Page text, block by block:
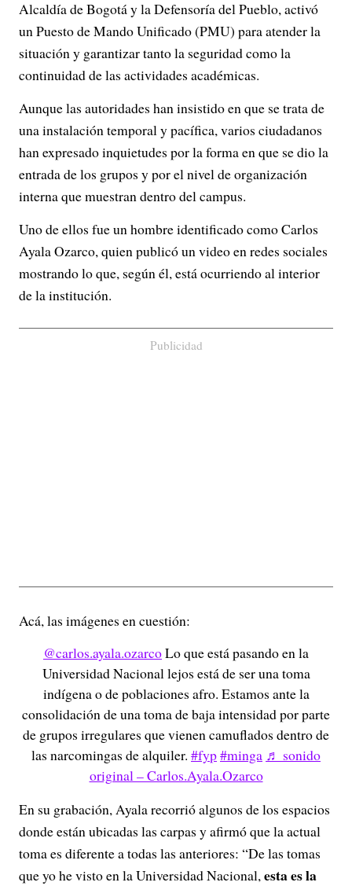
Alcaldía de Bogotá y la Defensoría del Pueblo, activó
un Puesto de Mando Unificado (PMU) para atender la
situación y garantizar tanto la seguridad como la
continuidad de las actividades académicas.
Aunque las autoridades han insistido en que se trata de
una instalación temporal y pacífica, varios ciudadanos
han expresado inquietudes por la forma en que se dio la
entrada de los grupos y por el nivel de organización
interna que muestran dentro del campus.
Uno de ellos fue un hombre identificado como Carlos
Ayala Ozarco, quien publicó un video en redes sociales
mostrando lo que, según él, está ocurriendo al interior
de la institución.
Publicidad
Acá, las imágenes en cuestión:
@carlos.ayala.ozarcoLo que está pasando en la
Universidad Nacional lejos está de ser una toma
indígena o de poblaciones afro. Estamos ante la
consolidación de una toma de baja intensidad por parte
de grupos irregulares que vienen camuflados dentro de
las narcomingas de alquiler. #fyp#minga ♬ sonido
original – Carlos.Ayala.Ozarco
En su grabación, Ayala recorrió algunos de los espacios
donde están ubicadas las carpas y afirmó que la actual
toma es diferente a todas las anteriores: “De las tomas
que yo he visto en la Universidad Nacional,esta es la